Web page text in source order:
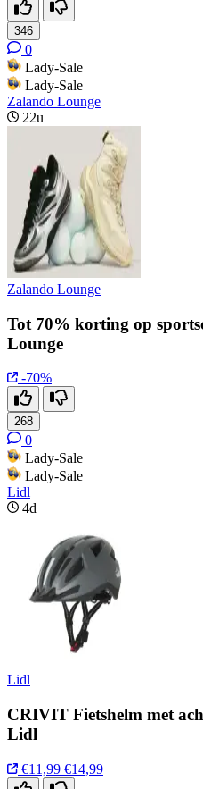
346
0
Lady-Sale
Lady-Sale
Zalando Lounge
22u
Zalando Lounge
Tot 70% korting op
Lounge
-70%
268
0
Lady-Sale
Lady-Sale
Lidl
4d
Lidl
CRIVIT Fietshelm met
Lidl
€11,99 €14,99